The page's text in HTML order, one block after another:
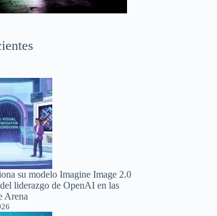
su modelo Imagine Image 2.0
liderazgo de OpenAI en las
Arena